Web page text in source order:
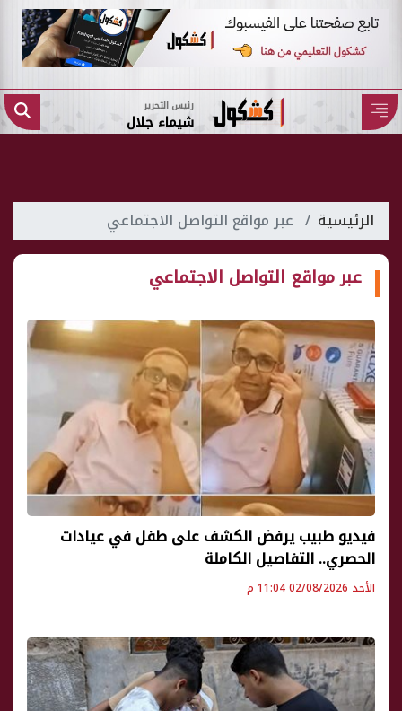
رئيس التحرير
شيماء جلال
الرئيسية عبر مواقع التواصل الاجتماعي
عبر مواقع التواصل الاجتماعي
فيديو طبيب يرفض الكشف على طفل في عيادات
الحصري.. التفاصيل الكاملة
الأحد 02/08/2026 11:04 م